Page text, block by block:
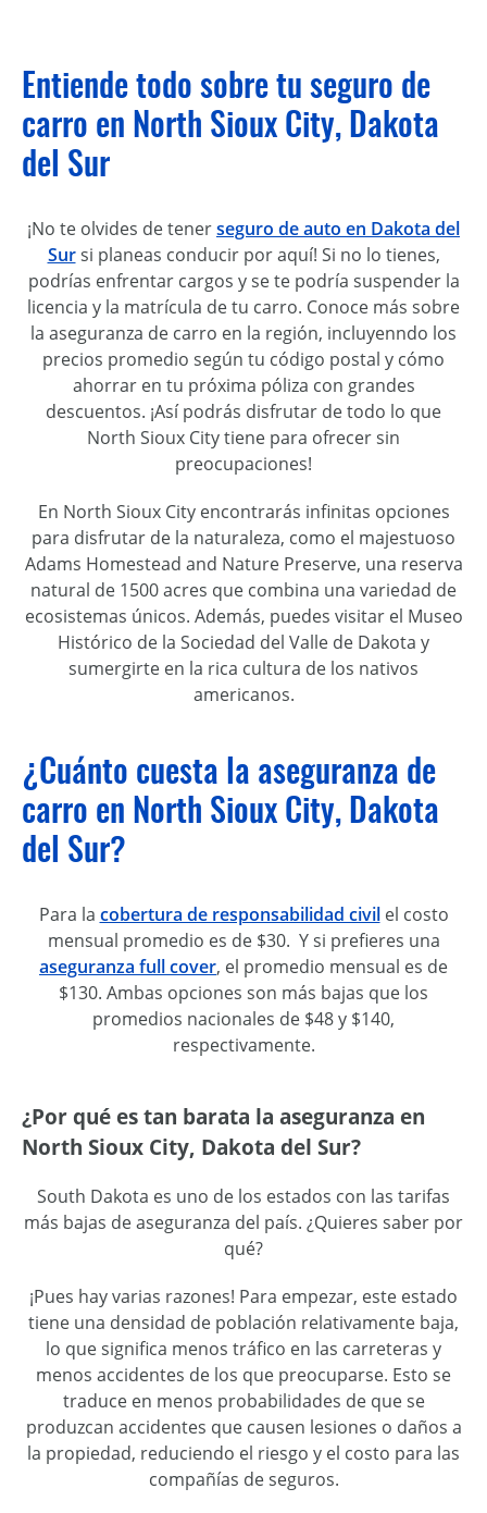
Entiende todo sobre tu seguro de
carro en North Sioux City, Dakota
del Sur
¡No te olvides de tenerseguro de auto en Dakota del
Sursi planeas conducir por aquí! Si no lo tienes,
podrías enfrentar cargos y se te podría suspender la
licencia y la matrícula de tu carro. Conoce más sobre
la aseguranza de carro en la región, incluyenndo los
precios promedio según tu código postal y cómo
ahorrar en tu próxima póliza con grandes
descuentos. ¡Así podrás disfrutar de todo lo que
North Sioux City tiene para ofrecer sin
preocupaciones!
En North Sioux City encontrarás infinitas opciones
para disfrutar de la naturaleza, como el majestuoso
Adams Homestead and Nature Preserve, una reserva
natural de 1500 acres que combina una variedad de
ecosistemas únicos. Además, puedes visitar el Museo
Histórico de la Sociedad del Valle de Dakota y
sumergirte en la rica cultura de los nativos
americanos.
¿Cuánto cuesta la aseguranza de
carro en North Sioux City, Dakota
del Sur?
Para la cobertura de responsabilidad civilel costo
mensual promedio es de $30. Y si prefieres una
aseguranza full cover, el promedio mensual es de
$130. Ambas opciones son más bajas que los
promedios nacionales de $48 y $140,
respectivamente.
¿Por qué es tan barata la aseguranza en
North Sioux City, Dakota del Sur?
South Dakota es uno de los estados con las tarifas
más bajas de aseguranza del país. ¿Quieres saber por
qué?
¡Pues hay varias razones! Para empezar, este estado
tiene una densidad de población relativamente baja,
lo que significa menos tráfico en las carreteras y
menos accidentes de los que preocuparse. Esto se
traduce en menos probabilidades de que se
produzcan accidentes que causen lesiones o daños a
la propiedad, reduciendo el riesgo y el costo para las
compañías de seguros.